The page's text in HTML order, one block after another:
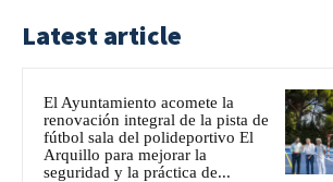
Latest article
El Ayuntamiento acomete la
renovación integral de la pista de
fútbol sala del polideportivo El
Arquillo para mejorar la
seguridad y la práctica de...